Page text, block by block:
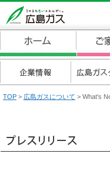
TOP > 広島ガスについて > What's